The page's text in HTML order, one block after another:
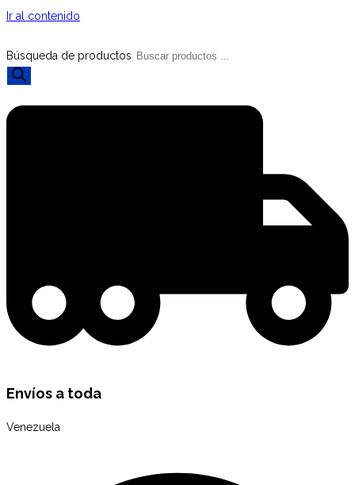
Ir al contenido
Búsqueda de productos
Envíos a toda
Venezuela